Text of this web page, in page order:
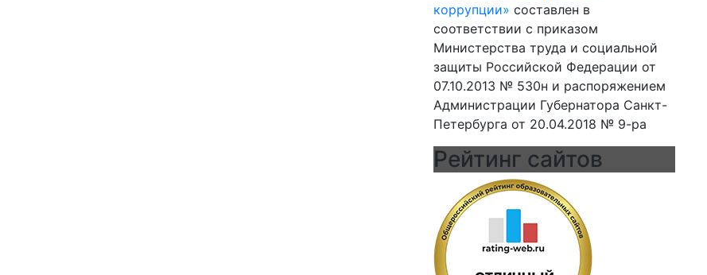
коррупции» составлен в
соответствии с приказом
Министерства труда и социальной
защиты Российской Федерации от
07.10.2013 № 530н и распоряжением
Администрации Губернатора Санкт-
Петербурга от 20.04.2018 № 9-ра
Рейтинг сайтов